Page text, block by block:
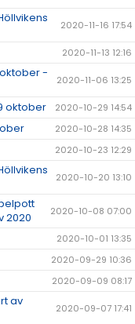
2020-11-16 17:54
2020-11-13 12:16
-
2020-11-06 13:25
oktober 2020-10-29 14:54
2020-10-28 14:35
2020-10-23 12:29
2020-10-20 13:10
2020
2020-10-08 07:00
2020-10-01 13:35
2020-09-29 10:36
2020-09-09 08:17
av
2020-09-07 17:41